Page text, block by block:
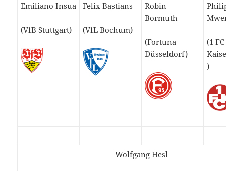
Emiliano Insua
(VfB Stuttgart)
Felix Bastians
(VfL Bochum)
Robin
Bormuth
(Fortuna
Düsseldorf)
(1 FC
)
Wolfgang Hesl